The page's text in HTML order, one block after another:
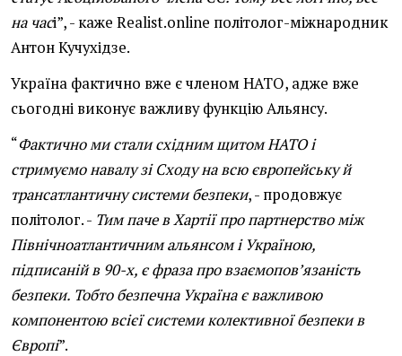
на часі”, - каже Realist.online політолог-міжнародник
Антон Кучухідзе.
Україна фактично вже є членом НАТО, адже вже
сьогодні виконує важливу функцію Альянсу.
“Фактично ми стали східним щитом НАТО і
стримуємо навалу зі Сходу на всю європейську й
трансатлантичну системи безпеки, - продовжує
політолог. - Тим паче в Хартії про партнерство між
Північноатлантичним альянсом і Україною,
підписаній в 90-х, є фраза про взаємопов’язаність
безпеки. Тобто безпечна Україна є важливою
компонентою всієї системи колективної безпеки в
Європі”.